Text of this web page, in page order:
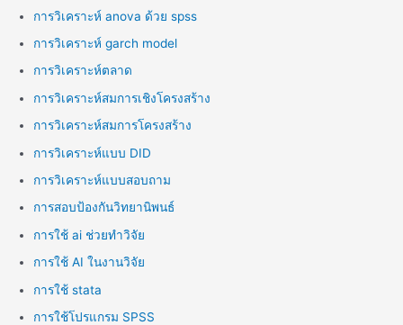
การวิเคราะห์ anova ด้วย spss
การวิเคราะห์ garch model
การวิเคราะห์ตลาด
การวิเคราะห์สมการเชิงโครงสร้าง
การวิเคราะห์สมการโครงสร้าง
การวิเคราะห์แบบ DID
การวิเคราะห์แบบสอบถาม
การสอบป้องกันวิทยานิพนธ์
การใช้ ai ช่วยทำวิจัย
การใช้ AI ในงานวิจัย
การใช้ stata
การใช้โปรแกรม SPSS